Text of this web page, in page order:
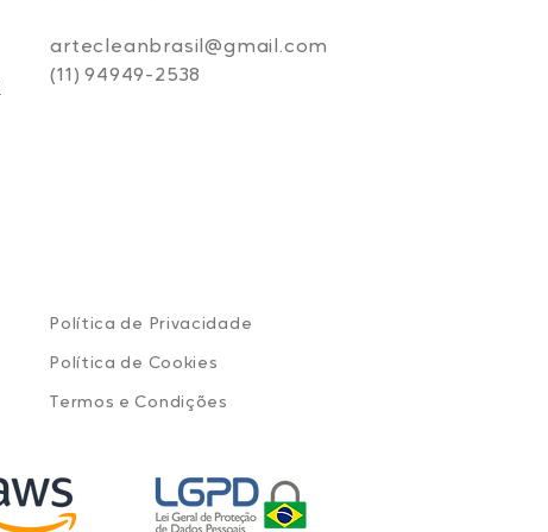
artecleanbrasil@gmail.com
(11) 94949-2538
Política de Privacidade
Política de Cookies
Termos e Condições